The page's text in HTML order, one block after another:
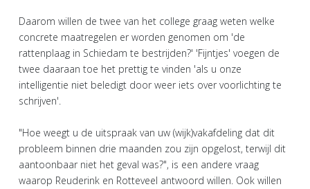
Daarom willen de twee van het college graag weten welke
concrete maatregelen er worden genomen om 'de
rattenplaag in Schiedam te bestrijden?' 'Fijntjes' voegen de
twee daaraan toe het prettig te vinden 'als u onze
intelligentie niet beledigt door weer iets over voorlichting te
schrijven'.
"Hoe weegt u de uitspraak van uw (wijk)vakafdeling dat dit
probleem binnen drie maanden zou zijn opgelost, terwijl dit
aantoonbaar niet het geval was?", is een andere vraag
waarop Reuderink en Rotteveel antwoord willen. Ook willen